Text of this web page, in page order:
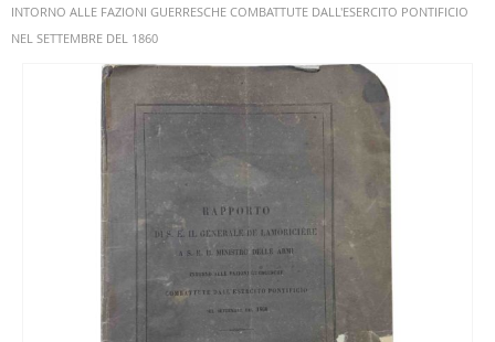
INTORNO ALLE FAZIONI GUERRESCHE COMBATTUTE DALL'ESERCITO PONTIFICIO
NEL SETTEMBRE DEL 1860